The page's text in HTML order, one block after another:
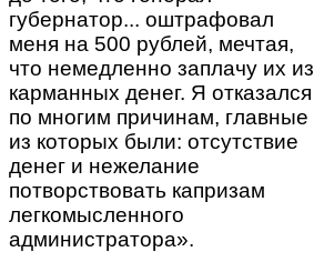
губернатор... оштрафовал
меня на 500 рублей, мечтая,
что немедленно заплачу их из
карманных денег. Я отказался
по многим причинам, главные
из которых были: отсутствие
денег и нежелание
потворствовать капризам
легкомысленного
администратора».